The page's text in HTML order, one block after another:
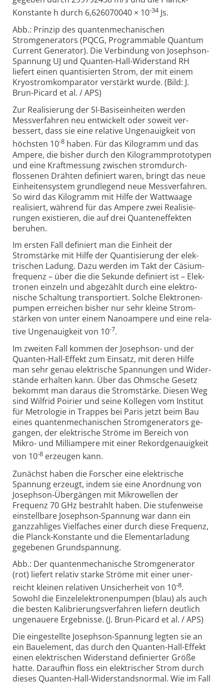
Konstante h durch 6,626070040 × 10-34Js.
Abb.: Prinzip des quantenmechanischen
Stromgenerators (PQCG, Programmable Quantum
Current Generator). Die Verbindung von Josephson-
Spannung UJ und Quanten-Hall-Wider­stand RH
liefert einen quanti­sierten Strom, der mit einem
Kryo­strom­kompa­rator verstärkt wurde. (Bild: J.
Brun-Picard et al. / APS)
Zur Realisierung der SI-Basiseinheiten werden
Messverfahren neu entwickelt oder soweit ver­
bessert, dass sie eine rela­tive Unge­nauig­keit von
höchsten 10-8 haben. Für das Kilo­gramm und das
Ampere, die bisher durch den Kilo­gramm­proto­typen
und eine Kraft­messung zwischen strom­durch­
flossenen Drähten defi­niert waren, bringt das neue
Ein­heiten­system grund­legend neue Mess­ver­fahren.
So wird das Kilo­gramm mit Hilfe der Watt­waage
reali­siert, während für das Ampere zwei Reali­sie­
rungen exis­tieren, die auf drei Quanten­effekten
beruhen.
Im ersten Fall definiert man die Einheit der
Stromstärke mit Hilfe der Quanti­sierung der elek­
trischen Ladung. Dazu werden im Takt der Cäsium­
frequenz – über die die Sekunde defi­niert ist – Elek­
tronen einzeln und abge­zählt durch eine elek­tro­
nische Schaltung trans­portiert. Solche Elek­tronen­
pumpen er­reichen bisher nur sehr kleine Strom­
stärken von unter einem Nano­ampere und eine rela­
tive Unge­nauig­keit von 10-7.
Im zweiten Fall kommen der Josephson- und der
Quanten-Hall-Effekt zum Einsatz, mit deren Hilfe
man sehr genau elek­trische Span­nungen und Wider­
stände erhalten kann. Über das Ohmsche Gesetz
bekommt man daraus die Strom­stärke. Diesen Weg
sind Wilfrid Poirier und seine Kollegen vom Institut
für Metro­logie in Trappes bei Paris jetzt beim Bau
eines quanten­mecha­nischen Strom­gene­rators ge­
gangen, der elek­trische Ströme im Bereich von
Mikro- und Milli­ampere mit einer Rekord­genauig­keit
von 10-8 er­zeugen kann.
Zunächst haben die Forscher eine elektrische
Spannung erzeugt, indem sie eine Anord­nung von
Josephson-Über­gängen mit Mikro­wellen der
Frequenz 70 GHz be­strahlt haben. Die stufen­weise
ein­stell­bare Josephson-Spannung war dann ein
ganz­zahliges Viel­faches einer durch diese Frequenz,
die Planck-Konstante und die Ele­mentar­ladung
gege­benen Grund­spannung.
Abb.: Der quantenmechanische Stromgenerator
(rot) liefert relativ starke Ströme mit einer uner­
reicht kleinen rela­tiven Un­sicher­heit von 10-8.
Sowohl die Einzel­elek­tronen­pumpen (blau) als auch
die besten Kali­brie­rungs­ver­fahren liefern deut­lich
un­ge­nauere Er­geb­nisse. (J. Brun-Picard et al. / APS)
Die eingestellte Josephson-Spannung legten sie an
ein Bauelement, das durch den Quanten-Hall-Effekt
einen elek­trischen Wider­stand defi­nierter Größe
hatte. Darauf­hin floss ein elek­trischer Strom durch
dieses Quanten-Hall-Wider­stands­normal. Wie im Fall